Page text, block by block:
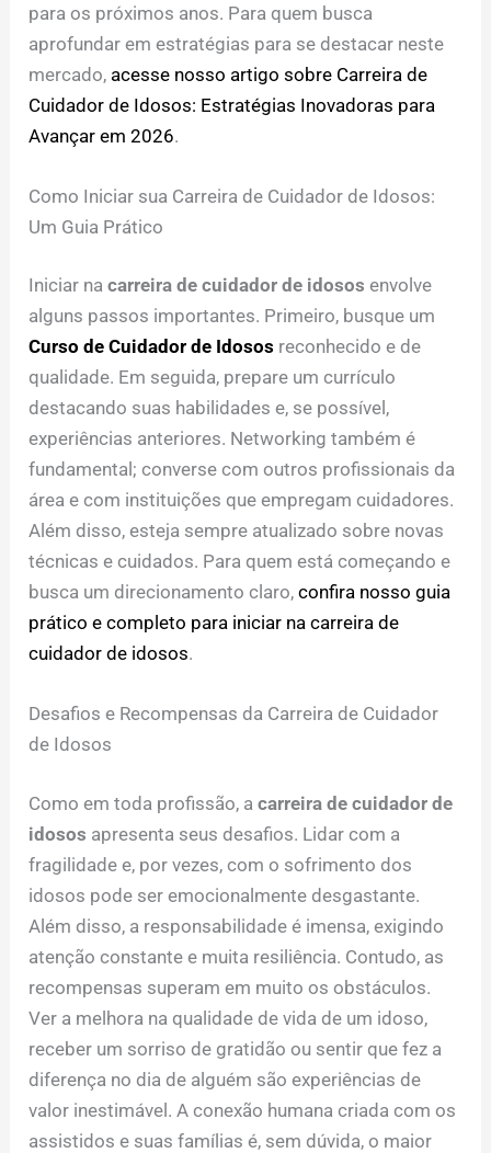
para os próximos anos. Para quem busca
aprofundar em estratégias para se destacar neste
mercado, acesse nosso artigo sobre Carreira de
Cuidador de Idosos: Estratégias Inovadoras para
Avançar em 2026.
Como Iniciar sua Carreira de Cuidador de Idosos:
Um Guia Prático
Iniciar nacarreira de cuidador de idosos envolve
alguns passos importantes. Primeiro, busque um
Curso de Cuidador de Idosos reconhecido e de
qualidade. Em seguida, prepare um currículo
destacando suas habilidades e, se possível,
experiências anteriores. Networking também é
fundamental; converse com outros profissionais da
área e com instituições que empregam cuidadores.
Além disso, esteja sempre atualizado sobre novas
técnicas e cuidados. Para quem está começando e
busca um direcionamento claro,confira nosso guia
prático e completo para iniciar na carreira de
cuidador de idosos.
Desafios e Recompensas da Carreira de Cuidador
de Idosos
Como em toda profissão, acarreira de cuidador de
idosos apresenta seus desafios. Lidar com a
fragilidade e, por vezes, com o sofrimento dos
idosos pode ser emocionalmente desgastante.
Além disso, a responsabilidade é imensa, exigindo
atenção constante e muita resiliência. Contudo, as
recompensas superam em muito os obstáculos.
Ver a melhora na qualidade de vida de um idoso,
receber um sorriso de gratidão ou sentir que fez a
diferença no dia de alguém são experiências de
valor inestimável. A conexão humana criada com os
assistidos e suas famílias é, sem dúvida, o maior